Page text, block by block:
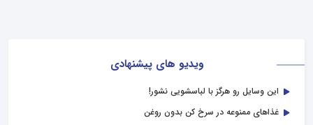
ویدیو های پیشنهادی
این وسایل رو هرگز با لباسشویی نشور!
غذاهای ممنوعه در سرخ کن بدون روغن